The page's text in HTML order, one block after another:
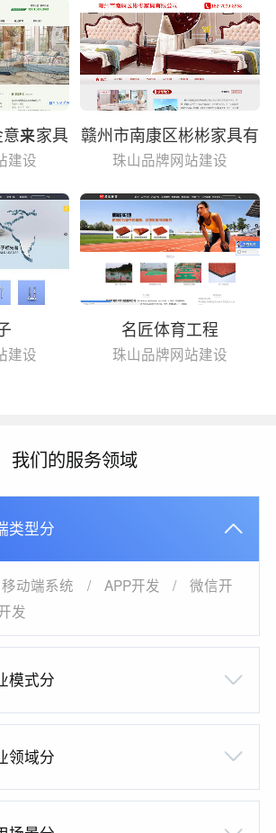
来家具
建设
赣州市南康区彬彬家具有
限公司
珠山品牌网站建设
建设
名匠体育工程
珠山品牌网站建设
我们的服务领域
类型分
移动端系统 / APP开发 /
微信开
发
模式分
领域分